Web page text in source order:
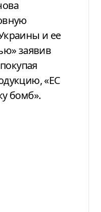
и ее
заявив
«ЕС
бомб».